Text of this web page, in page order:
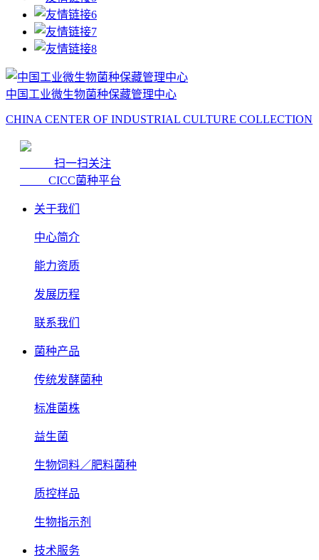
中国工业微生物菌种保藏管理中心
CHINA CENTER OF INDUSTRIAL CULTURE COLLECTION
扫一扫关注
CICC菌种平台
关于我们
中心简介
能力资质
发展历程
联系我们
菌种产品
传统发酵菌种
标准菌株
益生菌
生物饲料／肥料菌种
质控样品
生物指示剂
技术服务